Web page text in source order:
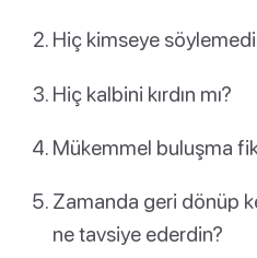
Hiç kimseye
Hiç kalbini kırdın mı?
Mükemmel buluşma
Zamanda geri dönüp
ne tavsiye ederdin?